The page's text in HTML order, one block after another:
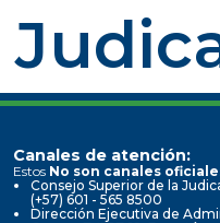
Canales de atención:
Estos No son canales
Consejo Superior de la
(+57) 601 - 565 8500
Dirección Ejecutiva de